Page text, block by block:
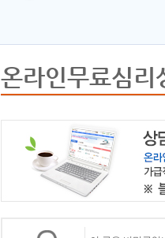
온라인무료심리